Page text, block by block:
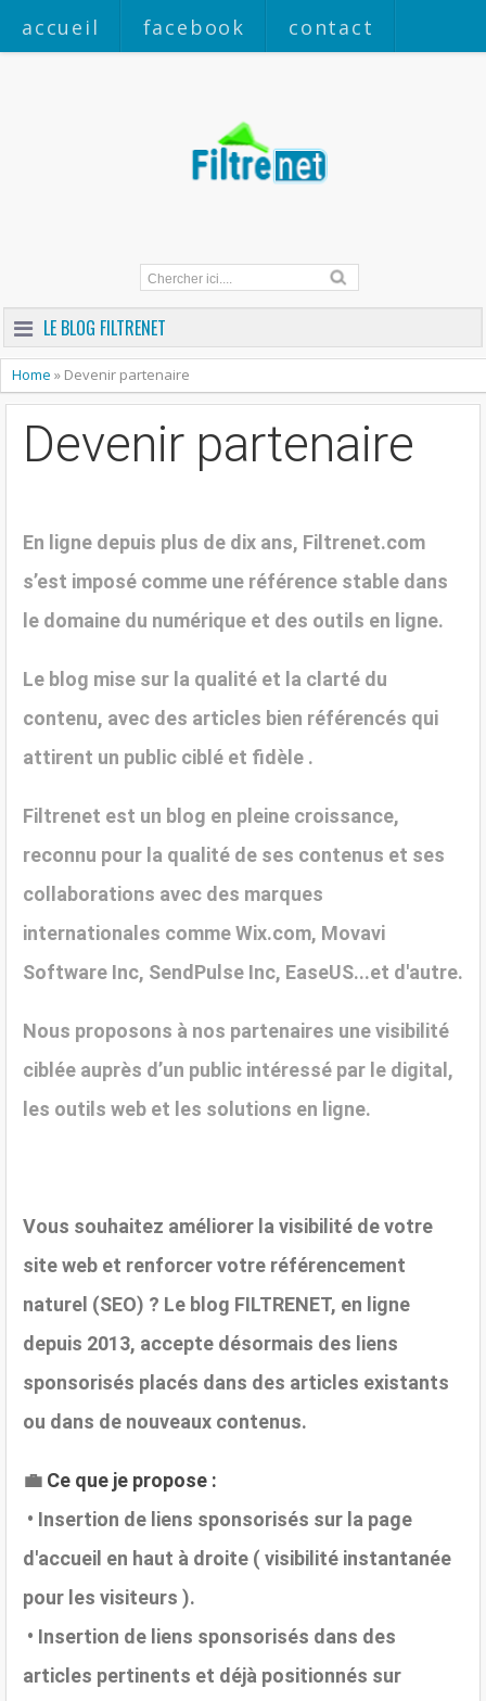
accueil facebook contact
LE BLOG FILTRENET
Home » Devenir partenaire
Devenir partenaire
En ligne depuis plus de dix ans, Filtrenet.com
s’est imposé comme une référence stable dans
le domaine du numérique et des outils en ligne.
Le blog mise sur la qualité et la clarté du
contenu, avec des articles bien référencés qui
attirent un public ciblé et fidèle .
Filtrenet est un blog en pleine croissance,
reconnu pour la qualité de ses contenus et ses
collaborations avec des marques
internationales commeWix.com, Movavi
Software Inc, SendPulse Inc, EaseUS...et d'autre.
Nous proposons à nos partenaires une visibilité
ciblée auprès d’un public intéressé par le digital,
les outils web et les solutions en ligne.
Vous souhaitez améliorer la visibilité de votre
site web et renforcer votre référencement
naturel (SEO) ? Le blog FILTRENET, en ligne
depuis 2013, accepte désormais des liens
sponsorisés placés dans des articles existants
ou dans de nouveaux contenus.
💼 Ce que je propose :
• Insertion de liens sponsorisés sur la page
d'accueil en haut à droite ( visibilité instantanée
pour les visiteurs ).
• Insertion de liens sponsorisés dans des
articles pertinents et déjà positionnés sur